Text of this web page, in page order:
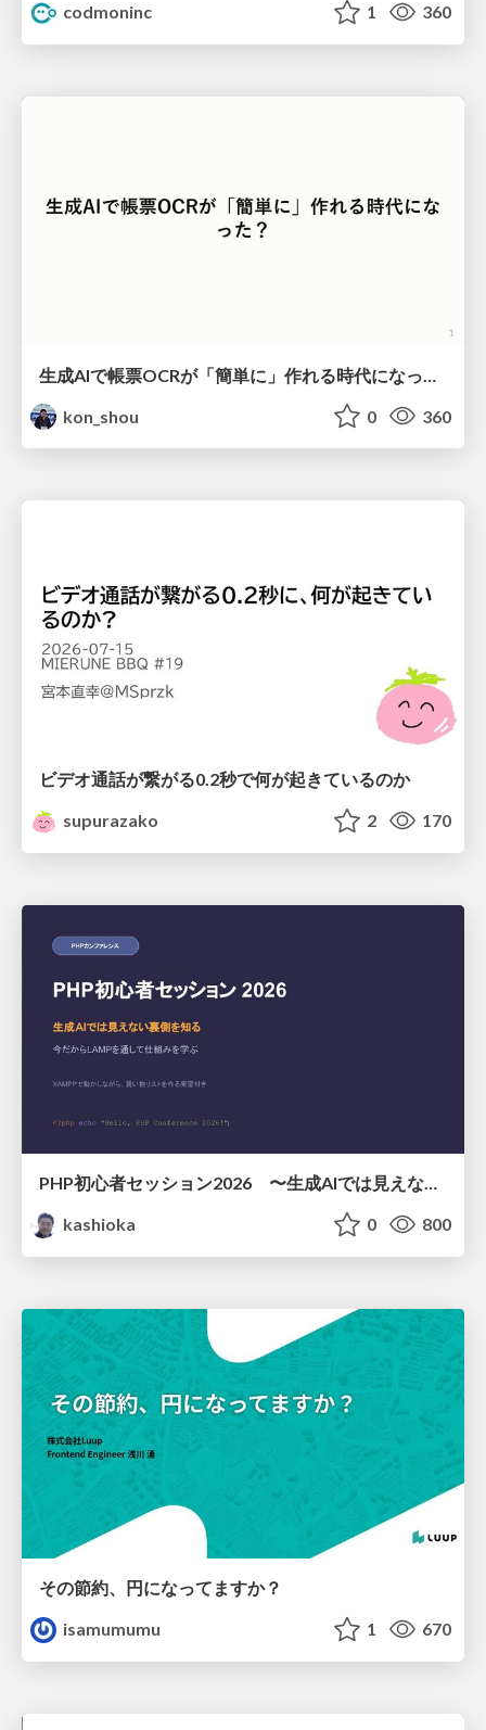
codmoninc
1 360
kon_shou
0 360
ビデオ通話が繋がる0.2秒で何が起きているのか
supurazako
2 170
PHP初心者セッション2026 〜生成AIでは見えない裏側を知る：今だからLAMPを通して仕組みを学ぶ〜
kashioka
0 800
その節約、円になってますか？
isamumumu
1 670